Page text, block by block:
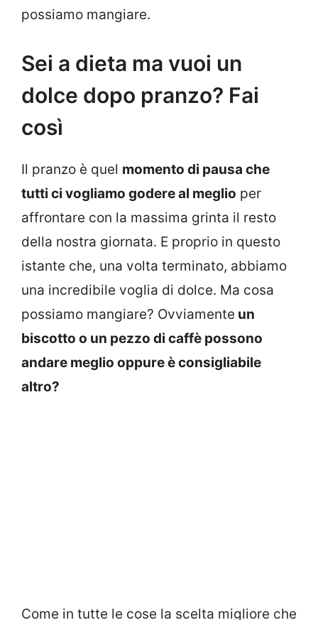
possiamo mangiare.
Sei a dieta ma vuoi un
dolce dopo pranzo? Fai
così
Il pranzo è quel momento di pausa che
tutti ci vogliamo godere al meglio per
affrontare con la massima grinta il resto
della nostra giornata. E proprio in questo
istante che, una volta terminato, abbiamo
una incredibile voglia di dolce. Ma cosa
possiamo mangiare? Ovviamente un
biscotto o un pezzo di caffè possono
andare meglio oppure è consigliabile
altro?
Come in tutte le cose la scelta migliore che